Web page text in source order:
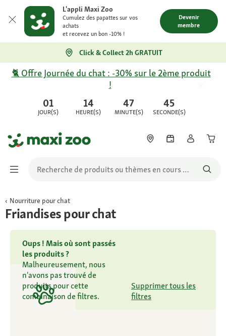
L'appli Maxi Zoo
Cumulez des papattes sur vos
achats
et recevez un bon -10% !
Devenir
membre
Click & Collect 2h GRATUIT
01
JOUR(S)
14
HEURE(S)
47
MINUTE(S)
45
SECONDE(S)
🐈 Offre Journée du chat : -30% sur le 2ème produit
!
Nourriture pour chat
Friandises pour chat
Oups ! Mais où sont passés
les produits ?
Malheureusement, nous
n'avons pas trouvé de
produits pour cette
combinaison de filtres.
Supprimer tous les
filtres